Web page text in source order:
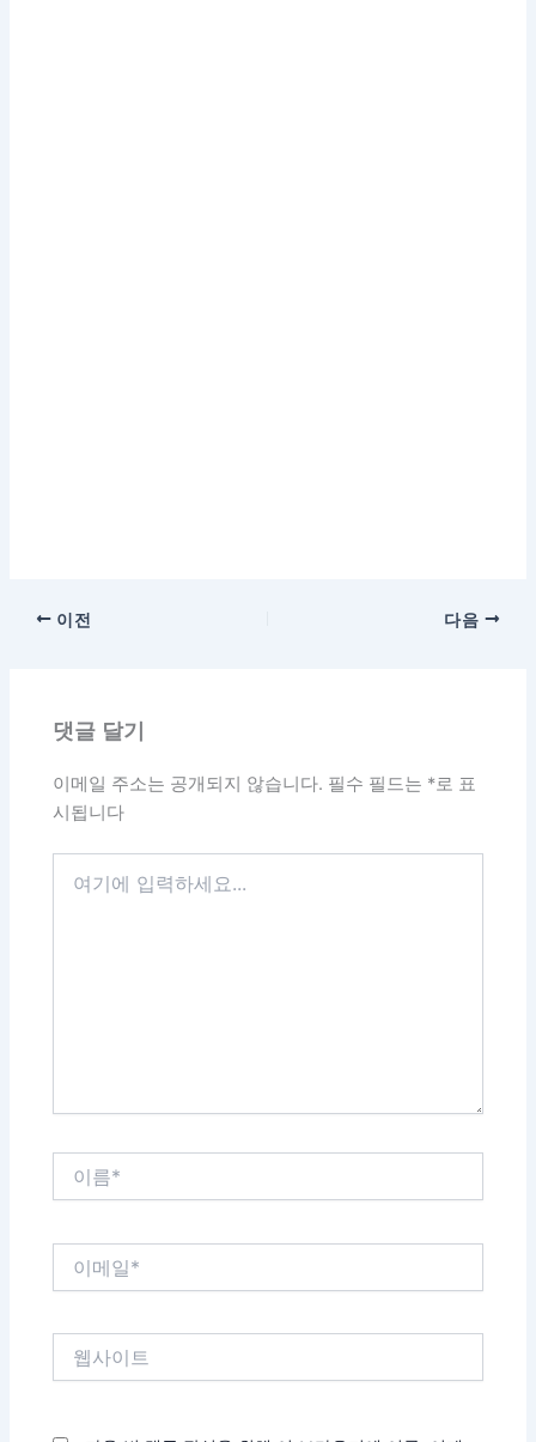
이전 다음
댓글 달기
이메일 주소는 공개되지 않습니다. 필수 필드는 *로 표
시됩니다